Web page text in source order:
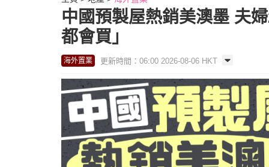
中國預製屋熱銷美澳墨 夫
都會買」
海外置業 更新時間：06:00 2026-08-06 HKT